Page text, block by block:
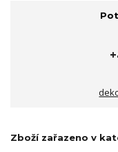
Zboží zařazeno v